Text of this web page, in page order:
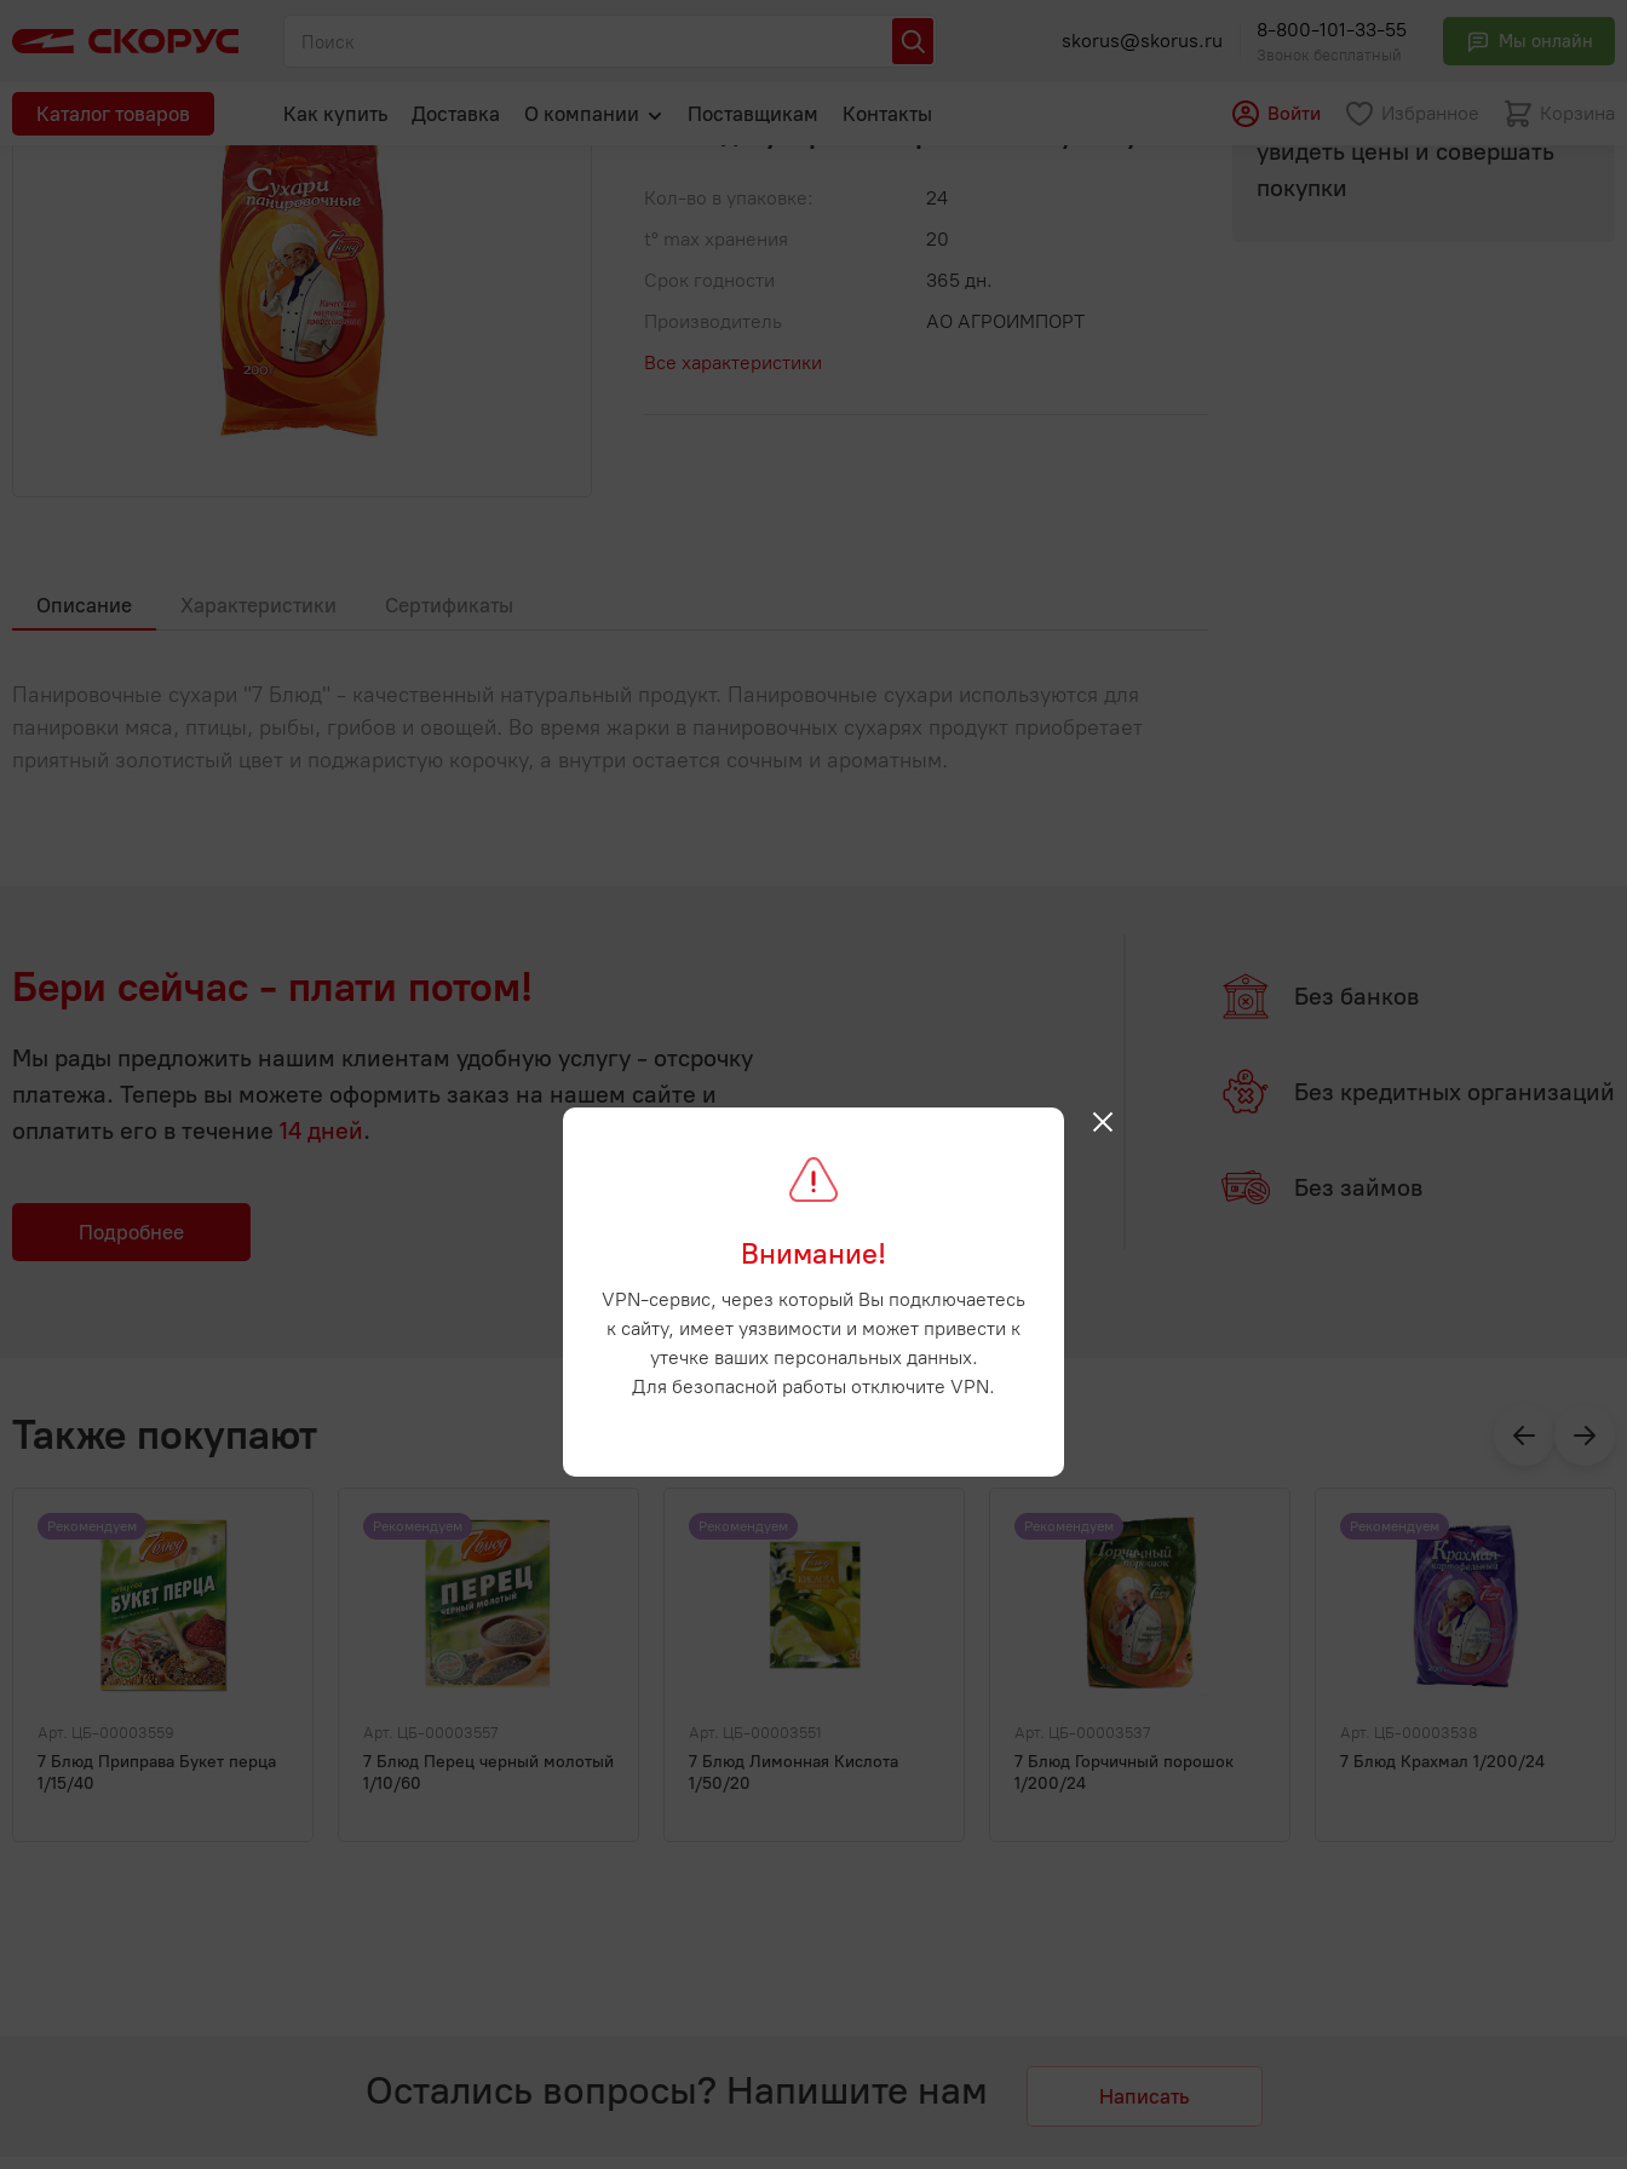
skorus@skorus.ru 8-800-101-33-55
Звонок бесплатный
Мы онлайн
Каталог товаров Как купить Доставка О компании
Популярные вопросы
Поставщикам Контакты Войти Избранное Корзина
Главная Соусы, специи, масло, майонез
Рекомендуем
7 Блюд Сухари панировочные 1/200/24
Кол-во в упаковке:
24
t° max хранения
20
Срок годности
365 дн.
Производитель
АО АГРОИМПОРТ
Все характеристики
Авторизуйтесь, чтобы
увидеть цены и совершать
покупки
Описание Характеристики Сертификаты
Панировочные сухари "7 Блюд" - качественный натуральный продукт. Панировочные сухари используются для
панировки мяса, птицы, рыбы, грибов и овощей. Во время жарки в панировочных сухарях продукт приобретает
приятный золотистый цвет и поджаристую корочку, а внутри остается сочным и ароматным.
Бери сейчас - плати потом!
Мы рады предложить нашим клиентам удобную услугу - отсрочку
платежа. Теперь вы можете оформить заказ на нашем сайте и
оплатить его в течение 14 дней.
Без банков
Без кредитных организаций
Без займов
Подробнее
Также покупают
Рекомендуем
Арт. ЦБ-00003559
7 Блюд Приправа Букет перца
1/15/40
Рекомендуем
Арт. ЦБ-00003557
7 Блюд Перец черный молотый
1/10/60
Рекомендуем
Арт. ЦБ-00003551
7 Блюд Лимонная Кислота
1/50/20
Рекомендуем
Арт. ЦБ-00003537
7 Блюд Горчичный порошок
1/200/24
Рекомендуем
Арт. ЦБ-00003538
7 Блюд Крахмал 1/200/24
Остались вопросы? Напишите нам Написать
Внимание!
VPN-сервис, через который Вы подключаетесь
к сайту, имеет уязвимости и может привести к
утечке ваших персональных данных.
Для безопасной работы отключите VPN.